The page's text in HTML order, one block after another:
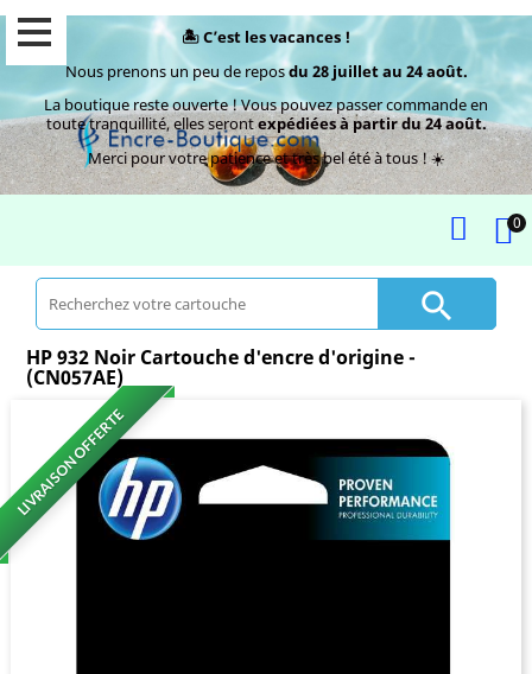
🏝️ C’est les vacances !
Nous prenons un peu de reposdu 28 juillet au 24 août.
La boutique reste ouverte ! Vous pouvez passer commande en
toute tranquillité, elles serontexpédiées à partir du 24 août.
Merci pour votre patience et très bel été à tous ! ☀️
0

HP 932 Noir Cartouche d'encre d'origine -
(CN057AE)
LIVRAISON OFFERTE